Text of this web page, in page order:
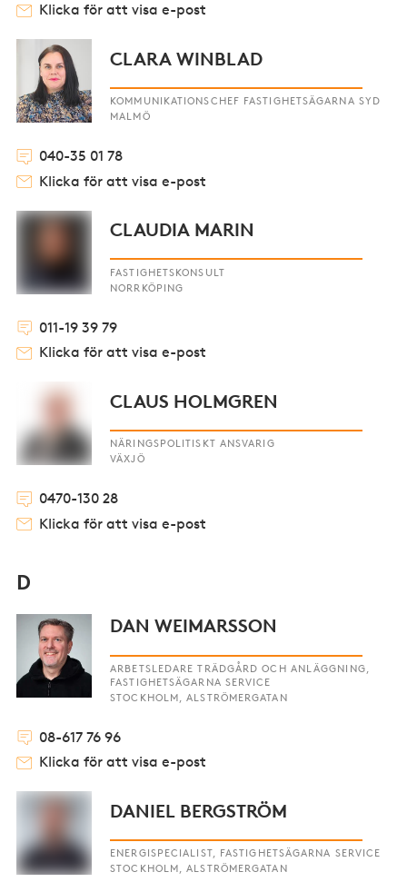
Klicka för att visa e-post
CLARA WINBLAD
KOMMUNIKATIONSCHEF FASTIGHETSÄGARNA SYD
MALMÖ
040-35 01 78
Klicka för att visa e-post
CLAUDIA MARIN
FASTIGHETSKONSULT
NORRKÖPING
011-19 39 79
Klicka för att visa e-post
CLAUS HOLMGREN
NÄRINGSPOLITISKT ANSVARIG
VÄXJÖ
0470-130 28
Klicka för att visa e-post
D
DAN WEIMARSSON
ARBETSLEDARE TRÄDGÅRD OCH ANLÄGGNING,
FASTIGHETSÄGARNA SERVICE
STOCKHOLM, ALSTRÖMERGATAN
08-617 76 96
Klicka för att visa e-post
DANIEL BERGSTRÖM
ENERGISPECIALIST, FASTIGHETSÄGARNA SERVICE
STOCKHOLM, ALSTRÖMERGATAN